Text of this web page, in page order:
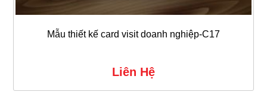
Mẫu thiết kế card visit doanh nghiệp-C17
Liên Hệ